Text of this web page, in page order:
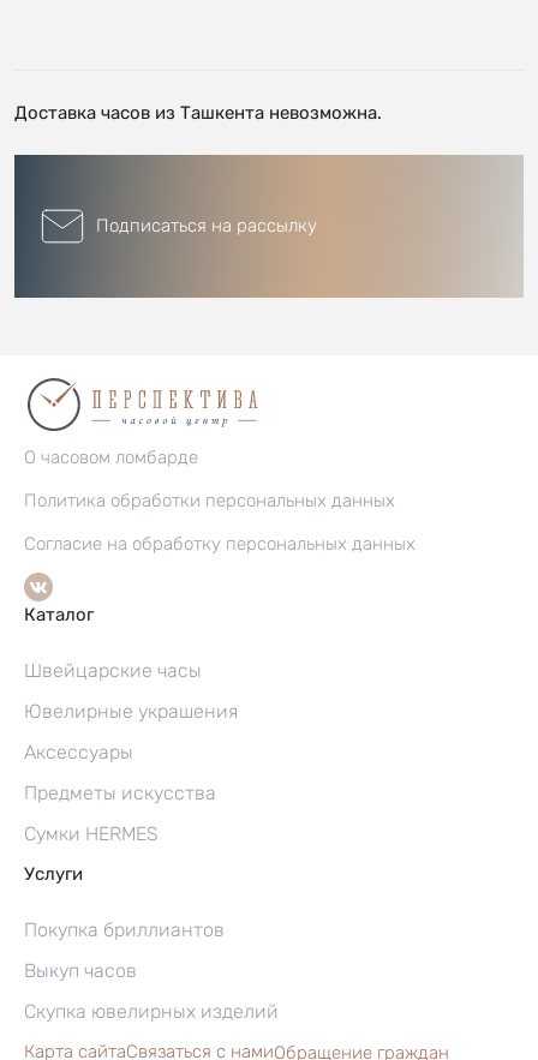
Доставка часов из Ташкента невозможна.
Подписаться на рассылку
О часовом ломбарде
Политика обработки персональных данных
Согласие на обработку персональных данных
Каталог
Швейцарские часы
Ювелирные украшения
Аксессуары
Предметы искусства
Сумки HERMES
Услуги
Покупка бриллиантов
Выкуп часов
Скупка ювелирных изделий
Карта сайтаСвязаться с намиОбращение граждан